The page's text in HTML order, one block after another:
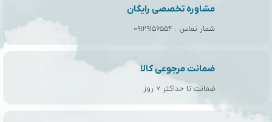
مشاوره تخصصی رایگان
شمار تماس : ۰۹۱۲۹۱۵۶۵۵۴
ضمانت مرجوعی کالا
ضمانت تا حداکثر ۷ روز